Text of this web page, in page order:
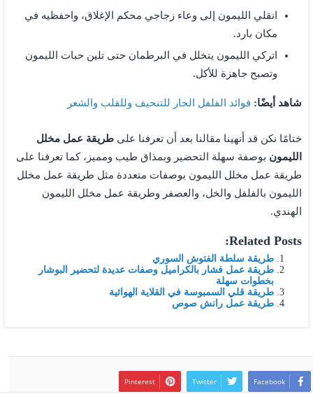
انقلي الليمون إلى وعاء زجاجي محكم الإغلاق، واحفظيه في
مكان بارد.
اتركي الليمون يتخلل في البرطمان حتى تلين حبات الليمون
وتصبح جاهزة للأكل.
شاهد أيضًا: فوائد الفلفل الحار للتنحيف وللقلب والشعر
ختامًا نكن قد أنهينا مقالنا بعد أن تعرفنا على طريقة عمل مخلل
الليمون بوصفة سهلة التحضير وبمذاق طيب ومميز، كما تعرفنا على
طريقة عمل مخلل الليمون بوصفات متعددة مثل طريقة عمل مخلل
الليمون بالفلفل والخل، والعصفر وطريقة عمل مخلل الليمون
الهندي.
Related Posts:
طريقة سلطة الفتوش السوري
طريقة عمل فشار بالكراميل وصفات عديدة لتحضير البوشار
بخطوات سهلة
طريقة قلي السمبوسة في القلاية الهوائية
طريقة عمل رانش صوص
Facebook
Twitter
Pinterest